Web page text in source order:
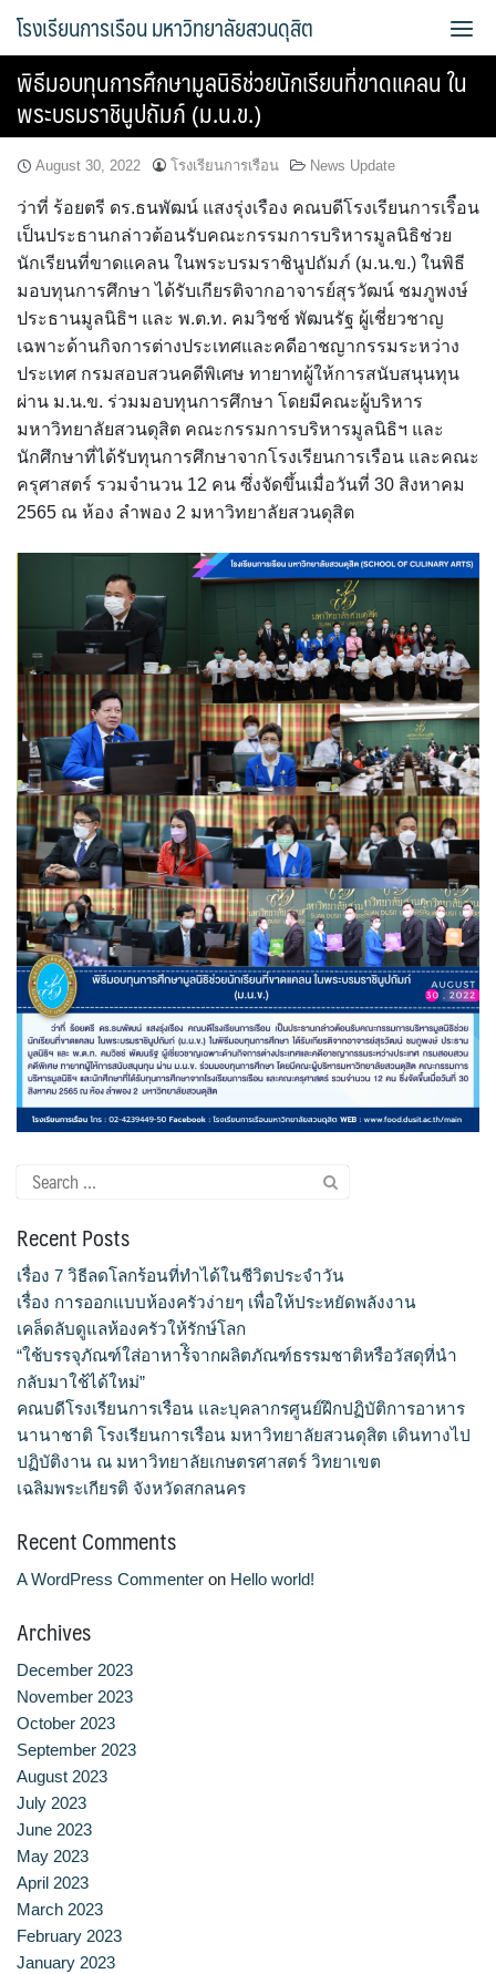
content
Bread Exclusive
Cake Exclusive
main
main2
main3
Sample Page
การจัดการความรู้ (KM)
ข้อมูลติดต่อและการเดินทาง
คณะกรรมการประจำโรงเรียนการเรือน
คลิปสาระเทคนิคสไตส์การเรือน
คลิปเทคนิคการทำอาหารง่าย ๆ สไตล์เด็กหอ
ค่าเล่าเรียน
ค่าเล่าเรียน
คำถามที่พบบ่อย
คำสั่งแต่งตั้งคณะกรรมการด้านต่าง ๆ
คู่มือนักศึกษา
จำนวนบุคลากรและนักศึกษาโรงเรียนการเรือน
ตารางเรียน
ทำเนียบคณบดี
ทิศทางการดำเนินงานของมหาวิทยาลัยสวนดุสิต
ทุนการศึกษา
นักศึกษา
บันทึกเทปกิจกรรม
บุคลากรสายวิชาการ
บุคลากรสายสนับสนุนวิชาการ
ปริญญาตรี
ผู้ปกครอง
พันธมิตร
รวมเรื่องขนมไทย
รายงานผลการดำเนินงาน
วารสารวัฒนธรรมอาหารไทย
วีดีโอแนะนำ
ศิษย์เก่า
โรงเรียนการเรือน มหาวิทยาลัยสวนดุสิต
พิธีมอบทุนการศึกษามูลนิธิช่วยนักเรียนที่ขาดแคลน ใน
พระบรมราชินูปถัมภ์ (ม.น.ข.)
August 30, 2022 โรงเรียนการเรือน News Update
ว่าที่ ร้อยตรี ดร.ธนพัฒน์ แสงรุ่งเรือง คณบดีโรงเรียนการเริือน
เป็นประธานกล่าวต้อนรับคณะกรรมการบริหารมูลนิธิช่วย
นักเรียนที่ขาดแคลน ในพระบรมราชินูปถัมภ์ (ม.น.ข.) ในพิธี
มอบทุนการศึกษา ได้รับเกียรติจากอาจารย์สุรวัฒน์ ชมภูพงษ์
ประธานมูลนิธิฯ และ พ.ต.ท. คมวิชช์ พัฒนรัฐ ผู้เชี่ยวชาญ
เฉพาะด้านกิจการต่างประเทศและคดีอาชญากรรมระหว่าง
ประเทศ กรมสอบสวนคดีพิเศษ ทายาทผู้ให้การสนับสนุนทุน
ผ่าน ม.น.ข. ร่วมมอบทุนการศึกษา โดยมีคณะผู้บริหาร
มหาวิทยาลัยสวนดุสิต คณะกรรมการบริหารมูลนิธิฯ และ
นักศึกษาที่ได้รับทุนการศึกษาจากโรงเรียนการเรือน และคณะ
ครุศาสตร์ รวมจำนวน 12 คน ซึ่งจัดขึ้นเมื่อวันที่ 30 สิงหาคม
2565 ณ ห้อง ลำพอง 2 มหาวิทยาลัยสวนดุสิต
Search
for:
Recent Posts
เรื่อง 7 วิธีลดโลกร้อนที่ทำได้ในชีวิตประจำวัน
เรื่อง การออกแบบห้องครัวง่ายๆ เพื่อให้ประหยัดพลังงาน
เคล็ดลับดูแลห้องครัวให้รักษ์โลก
“ใช้บรรจุภัณฑ์ใส่อาหาร้ิจากผลิตภัณฑ์ธรรมชาติหรือวัสดุที่นำ
กลับมาใช้ได้ใหม่”
คณบดีโรงเรียนการเรือน และบุคลากรศูนย์ฝึกปฏิบัติการอาหาร
นานาชาติ โรงเรียนการเรือน มหาวิทยาลัยสวนดุสิต เดินทางไป
ปฏิบัติงาน ณ มหาวิทยาลัยเกษตรศาสตร์ วิทยาเขต
เฉลิมพระเกียรติ จังหวัดสกลนคร
Recent Comments
A WordPress Commenter on Hello world!
Archives
December 2023
November 2023
October 2023
September 2023
August 2023
July 2023
June 2023
May 2023
April 2023
March 2023
February 2023
January 2023